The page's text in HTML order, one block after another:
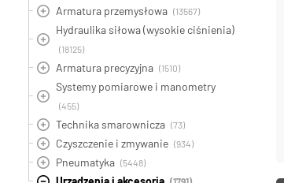
Armatura przemysłowa (13567)
Hydraulika siłowa (wysokie ciśnienia)
(18125)
Armatura precyzyjna (1510)
Systemy pomiarowe i manometry
(455)
Technika smarownicza (73)
Czyszczenie i zmywanie (934)
Pneumatyka (5448)